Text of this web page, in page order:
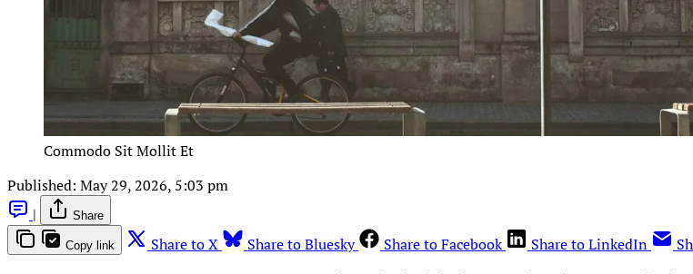
Commodo Sit Mollit Et
Published: May 29, 2026, 5:03 pm
|
Share
Copy link Share to X Share to Bluesky Share to Facebook Share to LinkedIn